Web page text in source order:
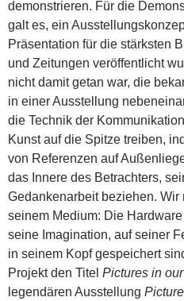
demonstrieren. Für die
galt es, ein
Präsentation für die stärksten
und Zeitungen veröffentlicht
nicht damit getan war, die
in einer Ausstellung
die Technik der
Kunst auf die Spitze treiben,
von Referenzen auf
das Innere des Betrachters,
Gedankenarbeit beziehen. Wir
seinem Medium: Die
seine Imagination, auf seiner
in seinem Kopf gespeichert
Projekt den Titel Pictures in
legendären Ausstellung